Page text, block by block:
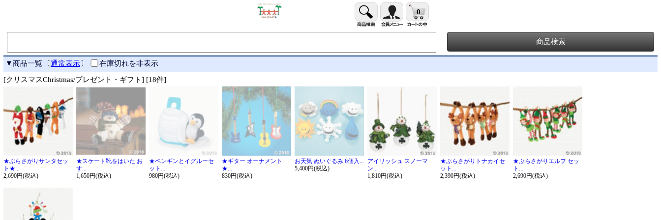
0
▼商品一覧 〔通常表示〕 在庫切れを非表示
[クリスマスChristmas/プレゼント・ギフト] [18件]
★ぶらさがりサンタセッ
ト★...
2,690円(税込)
★スケート靴をはいた お
す...
1,650円(税込)
★ペンギンとイグルーセ
ット...
980円(税込)
★ギター オーナメント
★...
830円(税込)
お天気 ぬいぐるみ 6個入...
5,400円(税込)
アイリッシュ スノーマ
ン...
1,810円(税込)
★ぶらさがりトナカイセ
ット...
2,390円(税込)
★ぶらさがりエルフ セッ
ト...
2,690円(税込)